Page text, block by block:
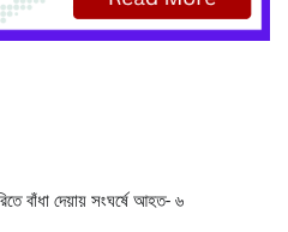
বাঁধা দেয়ায় সংঘর্ষে আহত- ৬